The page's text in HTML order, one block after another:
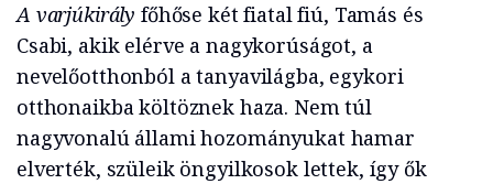
A varjúkirály főhőse két fiatal fiú, Tamás és
Csabi, akik elérve a nagykorúságot, a
nevelőotthonból a tanyavilágba, egykori
otthonaikba költöznek haza. Nem túl
nagyvonalú állami hozományukat hamar
elverték, szüleik öngyilkosok lettek, így ők